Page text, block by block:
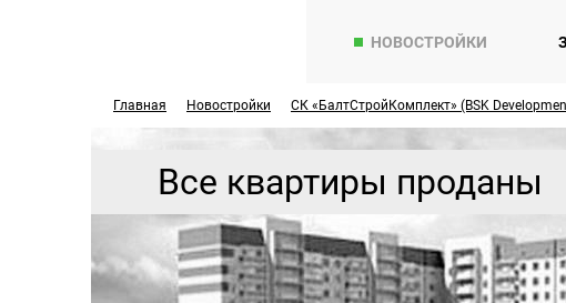
НОВОСТРОЙКИ
Главная Новостройки СК «БалтСтройКомплект» (BSK